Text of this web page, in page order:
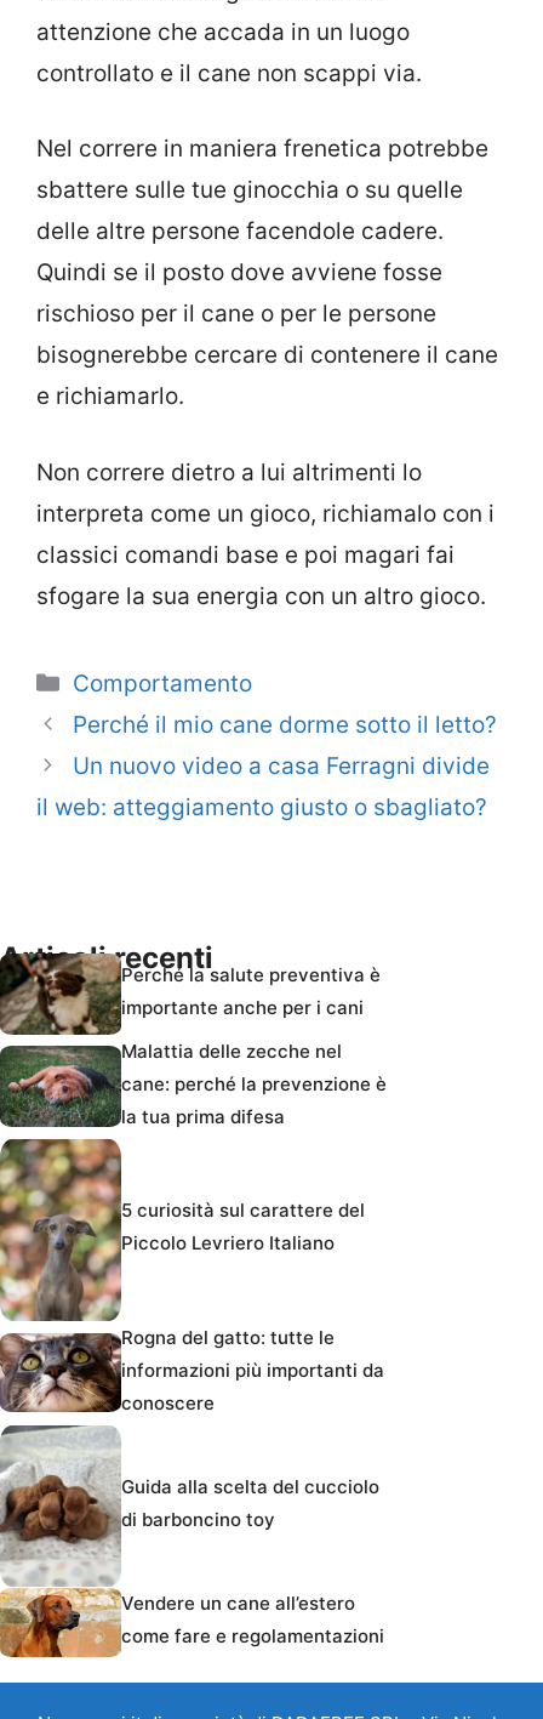
attenzione che accada in un luogo
controllato e il cane non scappi via.
Nel correre in maniera frenetica potrebbe
sbattere sulle tue ginocchia o su quelle
delle altre persone facendole cadere.
Quindi se il posto dove avviene fosse
rischioso per il cane o per le persone
bisognerebbe cercare di contenere il cane
e richiamarlo.
Non correre dietro a lui altrimenti lo
interpreta come un gioco, richiamalo con i
classici comandi base e poi magari fai
sfogare la sua energia con un altro gioco.
Categorie
Comportamento
Perché il mio cane dorme sotto il letto?
Un nuovo video a casa Ferragni divide
il web: atteggiamento giusto o sbagliato?
Articoli recentiPerché la salute preventiva è
importante anche per i cani
Malattia delle zecche nel
cane: perché la prevenzione è
la tua prima difesa
5 curiosità sul carattere del
Piccolo Levriero Italiano
Rogna del gatto: tutte le
informazioni più importanti da
conoscere
Guida alla scelta del cucciolo
di barboncino toy
Vendere un cane all’estero
come fare e regolamentazioni